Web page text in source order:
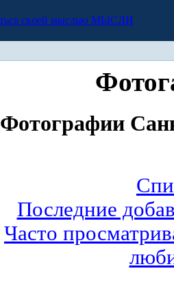
МЫСЛИ
Фотографии
Последние
Часто